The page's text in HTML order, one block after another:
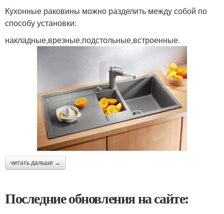
Кухонные раковины можно разделить между собой по
способу установки:
накладные,врезные,подстольные,встроенные.
читать дальше →
Последние обновления на сайте: